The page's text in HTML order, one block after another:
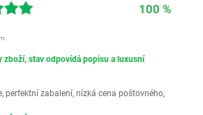
100 %
zboží, stav odpovídá popisu a luxusní
perfektní zabalení, nízká cena poštovného,